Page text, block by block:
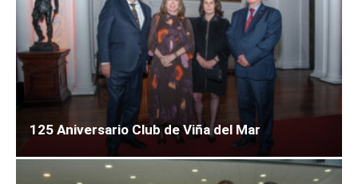
125 Aniversario Club de Viña del Mar